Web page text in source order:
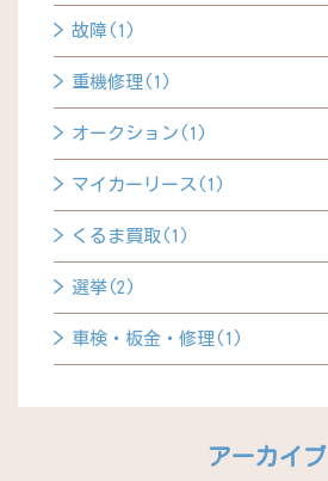
故障(1)
重機修理(1)
オークション(1)
マイカーリース(1)
くるま買取(1)
選挙(2)
車検・板金・修理(1)
アーカイブ